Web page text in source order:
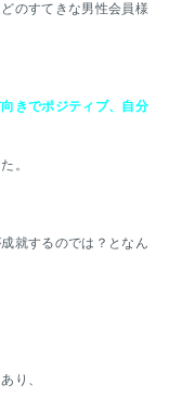
のすてきな男性会員様
きでポジティブ、自分
。
就するのでは？となん
り、